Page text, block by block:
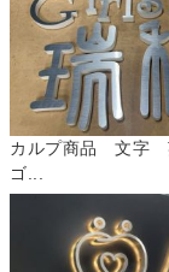
カルプ商品 文字
ゴ...